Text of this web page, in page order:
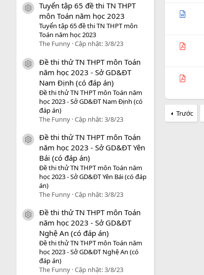
icon tài liệu
Tuyển tập 65 đề thi TN THPT
môn Toán năm học 2023
Tuyển tập 65 đề thi TN THPT môn
Toán năm học 2023
The Funny Cập nhật:3/8/23
icon tài liệu
Đề thi thử TN THPT môn Toán
năm học 2023 - Sở GD&ĐT
Nam Định (có đáp án)
Đề thi thử TN THPT môn Toán năm
học 2023 - Sở GD&ĐT Nam Định (có
đáp án)
The Funny Cập nhật:3/8/23
icon tài liệu
Đề thi thử TN THPT môn Toán
năm học 2023 - Sở GD&ĐT Yên
Bái (có đáp án)
Đề thi thử TN THPT môn Toán năm
học 2023 - Sở GD&ĐT Yên Bái (có đáp
án)
The Funny Cập nhật:3/8/23
icon tài liệu
Đề thi thử TN THPT môn Toán
năm học 2023 - Sở GD&ĐT
Nghệ An (có đáp án)
Đề thi thử TN THPT môn Toán năm
học 2023 - Sở GD&ĐT Nghệ An (có
đáp án)
The Funny Cập nhật:3/8/23
Trước